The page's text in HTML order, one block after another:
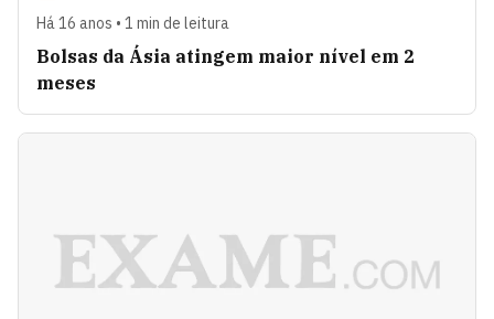
Há 16 anos • 1 min de leitura
Bolsas da Ásia atingem maior nível em 2
meses